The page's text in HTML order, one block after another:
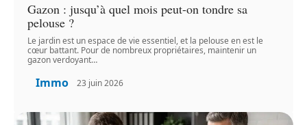
Gazon : jusqu’à quel mois peut-on tondre sa
pelouse ?
Le jardin est un espace de vie essentiel, et la pelouse en est le
cœur battant. Pour de nombreux propriétaires, maintenir un
gazon verdoyant…
Immo 23 juin 2026